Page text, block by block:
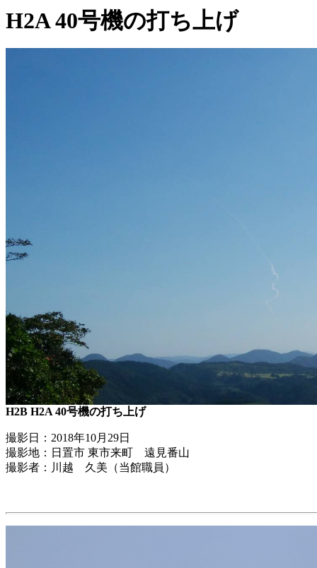
H2A 40号機の打ち上げ
H2B H2A 40号機の打ち上げ
撮影日：2018年10月29日
撮影地：日置市 東市来町 遠見番山
撮影者：川越 久美（当館職員）